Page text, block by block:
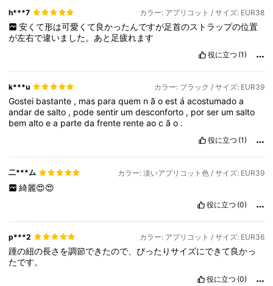
h***7 カラー: アプリコット / サイズ: EUR38
安くて形は可愛くて良かったんですが足首のストラップの位置
が左右で違いました。あと足疲れます
役に立つ (1)
k***u カラー: ブラック / サイズ: EUR39
Gostei bastante , mas paraquem nãoestáacostumadoa
andardesalto , podesentir umdesconforto , porser umsalto
bemaltoea partedafrente renteaocão .
役に立つ (1)
二***ム カラー: 淡いアプリコット色 / サイズ: EUR39
綺麗😍😍
役に立つ (0)
p***2 カラー: アプリコット / サイズ: EUR36
踵の紐の長さを調節できたので、ぴったりサイズにできて良かっ
たです。
役に立つ (0)